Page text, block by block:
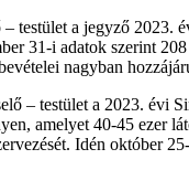
testület a jegyző 2023.
31-i adatok szerint
nagyban
– testület a 2023. évi
amelyet 40-45 ezer
Idén október